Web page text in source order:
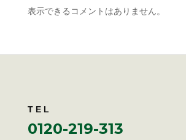
表示できるコメントはありません。
TEL
0120-219-313